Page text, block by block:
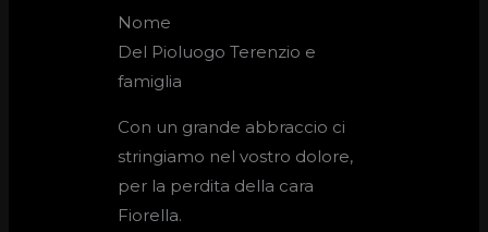
Nome
Del Pioluogo Terenzio e
famiglia
Con un grande abbraccio ci
stringiamo nel vostro dolore,
per la perdita della cara
Fiorella.